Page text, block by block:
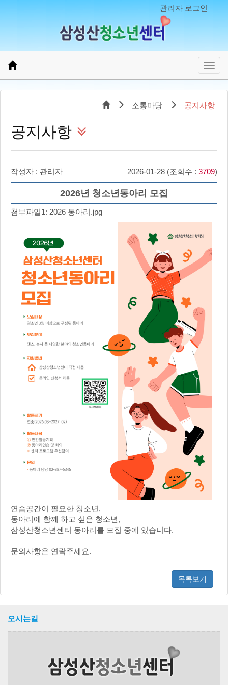
관리자 로그인
소통마당 공지사항
공지사항
작성자 : 관리자 2026-01-28 (조회수 : 3709)
2026년 청소년동아리 모집
첨부파일1: 2026 동아리.jpg
연습공간이 필요한 청소년,
동아리에 함께 하고 싶은 청소년,
삼성산청소년센터 동아리를 모집 중에 있습니다.
문의사항은 연락주세요.
목록보기
오시는길